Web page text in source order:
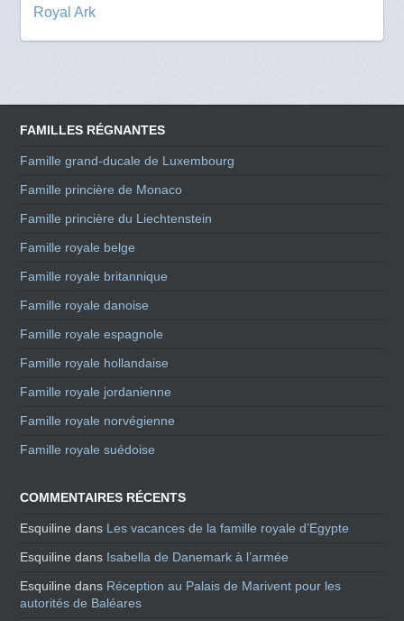
Royal Ark
FAMILLES RÉGNANTES
Famille grand-ducale de Luxembourg
Famille princière de Monaco
Famille princière du Liechtenstein
Famille royale belge
Famille royale britannique
Famille royale danoise
Famille royale espagnole
Famille royale hollandaise
Famille royale jordanienne
Famille royale norvégienne
Famille royale suédoise
COMMENTAIRES RÉCENTS
Esquiline dans Les vacances de la famille royale d’Egypte
Esquiline dans Isabella de Danemark à l’armée
Esquiline dans Réception au Palais de Marivent pour les
autorités de Baléares